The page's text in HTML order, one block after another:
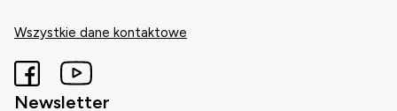
Wszystkie dane kontaktowe
Newsletter